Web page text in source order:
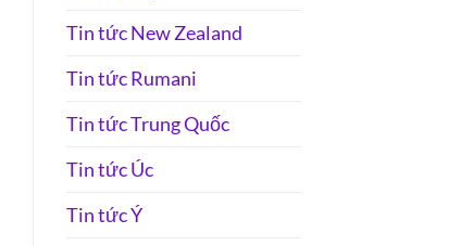
Tin tức New Zealand
Tin tức Rumani
Tin tức Trung Quốc
Tin tức Úc
Tin tức Ý